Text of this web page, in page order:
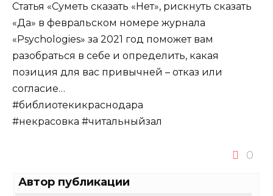
Статья «Суметь сказать «Нет», рискнуть сказать
«Да» в февральском номере журнала
«Psychologies» за 2021 год поможет вам
разобраться в себе и определить, какая
позиция для вас привычней – отказ или
согласие…
#библиотекикраснодара
#некрасовка #читальныйзал
0
Автор публикации